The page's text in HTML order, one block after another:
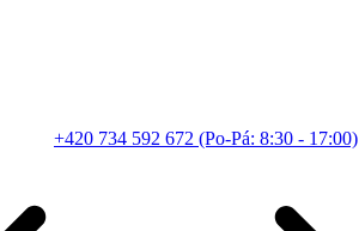
+420 734 592 672 (Po-Pá: 8:30 - 17:00)